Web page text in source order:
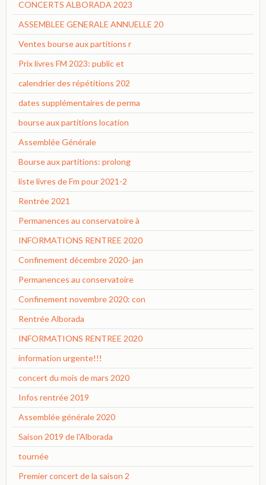
CONCERTS ALBORADA 2023
ASSEMBLEE GENERALE ANNUELLE 20
Ventes bourse aux partitions r
Prix livres FM 2023: public et
calendrier des répétitions 202
dates supplémentaires de perma
bourse aux partitions location
Assemblée Générale
Bourse aux partitions: prolong
liste livres de Fm pour 2021-2
Rentrée 2021
Permanences au conservatoire à
INFORMATIONS RENTREE 2020
Confinement décembre 2020- jan
Permanences au conservatoire
Confinement novembre 2020: con
Rentrée Alborada
INFORMATIONS RENTREE 2020
information urgente!!!
concert du mois de mars 2020
Infos rentrée 2019
Assemblée générale 2020
Saison 2019 de l'Alborada
tournée
Premier concert de la saison 2